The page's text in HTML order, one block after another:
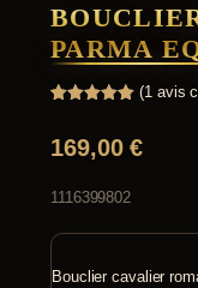
PARMA
basé sur
notation
(1 avis
169,00€
1116399802
Bouclier cavalier